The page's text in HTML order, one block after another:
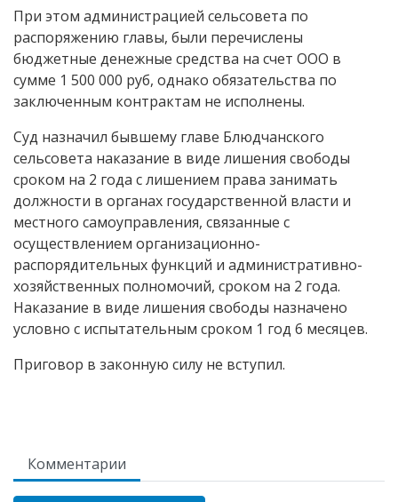
При этом администрацией сельсовета по
распоряжению главы, были перечислены
бюджетные денежные средства на счет ООО в
сумме 1 500 000 руб, однако обязательства по
заключенным контрактам не исполнены.
Суд назначил бывшему главе Блюдчанского
сельсовета наказание в виде лишения свободы
сроком на 2 года с лишением права занимать
должности в органах государственной власти и
местного самоуправления, связанные с
осуществлением организационно-
распорядительных функций и административно-
хозяйственных полномочий, сроком на 2 года.
Наказание в виде лишения свободы назначено
условно с испытательным сроком 1 год 6 месяцев.
Приговор в законную силу не вступил.
Комментарии